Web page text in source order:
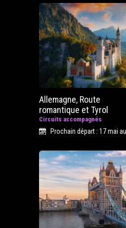
Allemagne, Route
romantique et Tyrol
Circuits accompagnés
Prochain départ : 17 mai